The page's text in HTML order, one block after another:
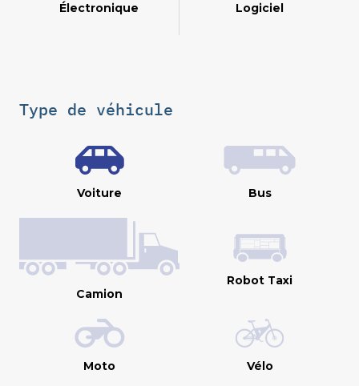
Électronique Logiciel
Type de véhicule
Voiture Bus
Camion
Robot Taxi
Moto Vélo